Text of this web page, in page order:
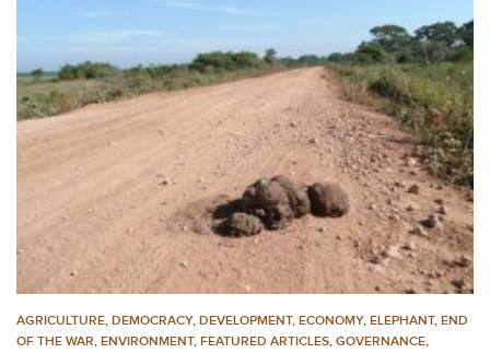
AGRICULTURE, DEMOCRACY, DEVELOPMENT, ECONOMY, ELEPHANT, END
OF THE WAR, ENVIRONMENT, FEATURED ARTICLES, GOVERNANCE,